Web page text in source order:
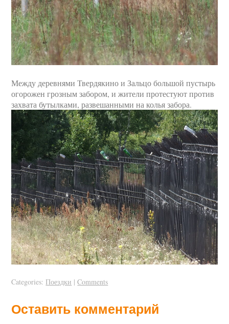
Между деревнями Твердякино и Зальцо большой пустырь
огорожен грозным забором, и жители протестуют против
захвата бутылками, развешанными на колья забора.
Categories: Поездки | Comments
Оставить комментарий